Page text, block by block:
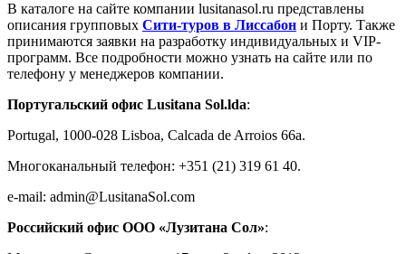
В каталоге на сайте компании lusitanasol.ru представлены
описания групповых Сити-туров в Лиссабон и Порту. Также
принимаются заявки на разработку индивидуальных и VIP-
программ. Все подробности можно узнать на сайте или по
телефону у менеджеров компании.
Португальский офис Lusitana Sol.lda:
Portugal, 1000-028 Lisboa, Calcada de Arroios 66a.
Многоканальный телефон: +351 (21) 319 61 40.
e-mail: admin@LusitanaSol.com
Российский офис ООО «Лузитана Сол»: